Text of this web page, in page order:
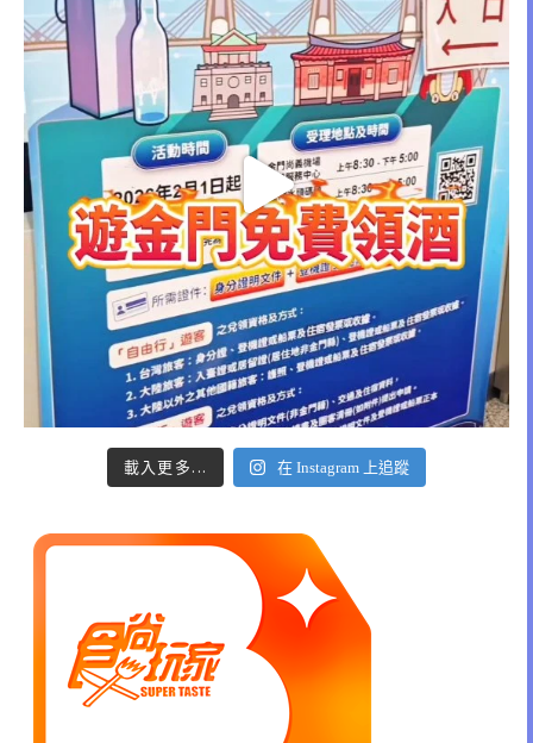
載入更多... 在 Instagram 上追蹤